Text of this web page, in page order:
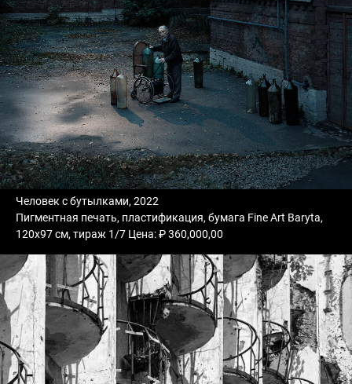
Человек с бутылками, 2022
Пигментная печать, пластификация, бумага Fine Art Baryta,
120х97 см, тираж 1/7 Цена: ₽ 360,000,00